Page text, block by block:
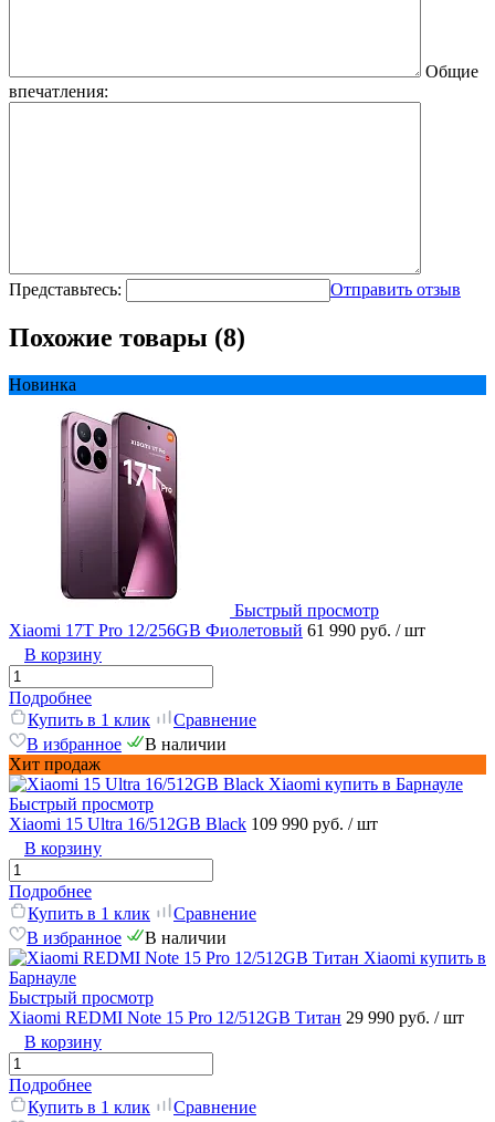
Общие
впечатления:
Представьтесь: Отправить отзыв
Похожие товары (8)
Новинка
Быстрый просмотр
Xiaomi 17T Pro 12/256GB Фиолетовый 61 990 руб. / шт
В корзину
Подробнее
Купить в 1 клик
Сравнение
В избранное
В наличии
Хит продаж
Быстрый просмотр
Xiaomi 15 Ultra 16/512GB Black 109 990 руб. / шт
В корзину
Подробнее
Купить в 1 клик
Сравнение
В избранное
В наличии
Быстрый просмотр
Xiaomi REDMI Note 15 Pro 12/512GB Титан 29 990 руб. / шт
В корзину
Подробнее
Купить в 1 клик
Сравнение